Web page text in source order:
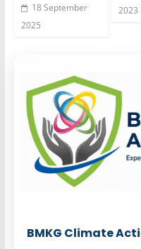
18 September
2025
2023
BMKG Climate